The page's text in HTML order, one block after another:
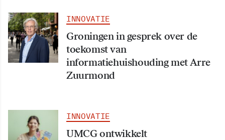
INNOVATIE
Groningen in gesprek over de
toekomst van
informatiehuishouding met Arre
Zuurmond
INNOVATIE
UMCG ontwikkelt